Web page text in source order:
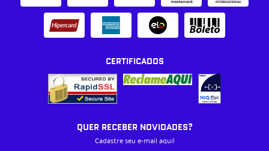
CERTIFICADOS
QUER RECEBER NOVIDADES?
Cadastre seu e-mail aqui!